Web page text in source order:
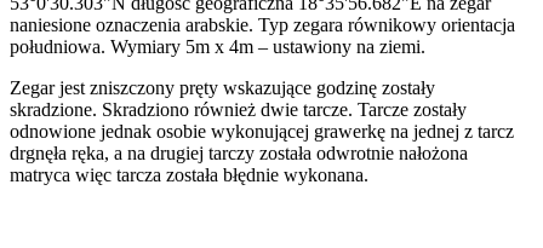
naniesione oznaczenia arabskie. Typ zegara równikowy orientacja
południowa. Wymiary 5m x 4m – ustawiony na ziemi.
Zegar jest zniszczony pręty wskazujące godzinę zostały
skradzione. Skradziono również dwie tarcze. Tarcze zostały
odnowione jednak osobie wykonującej grawerkę na jednej z tarcz
drgnęła ręka, a na drugiej tarczy została odwrotnie nałożona
matryca więc tarcza została błędnie wykonana.